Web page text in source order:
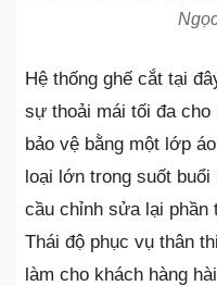
Hệ thống ghế cắt tại
sự thoải mái tối đa
bảo vệ bằng một lớp
loại lớn trong suốt
cầu chỉnh sửa lại phần
Thái độ phục vụ thân
làm cho khách hàng